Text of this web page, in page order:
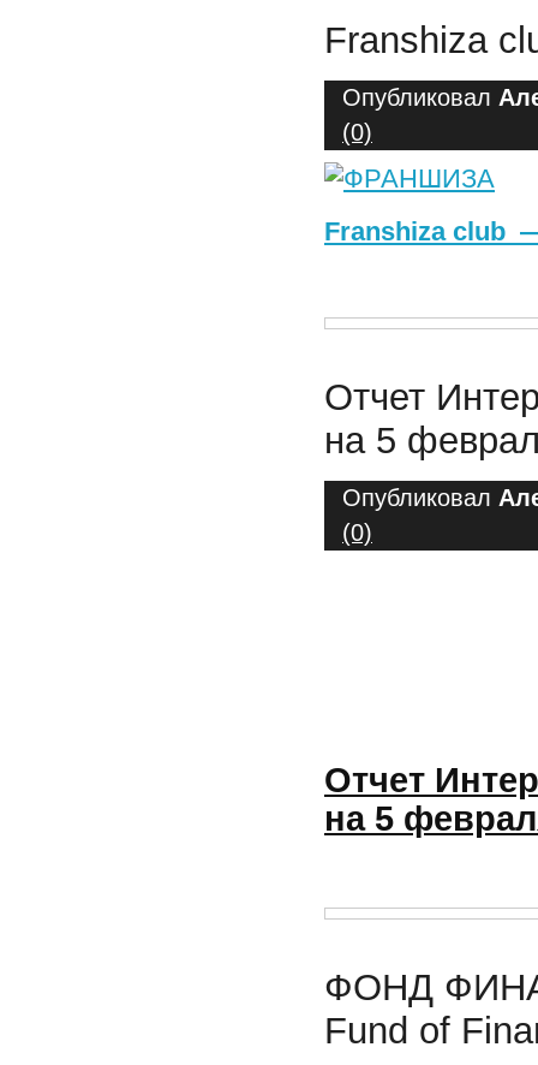
Franshiza
Опубликовал
(0)
Franshiza club
Отчет
на 5
Опубликовал
(0)
Отчет
на 5
ФОНД
Fund of